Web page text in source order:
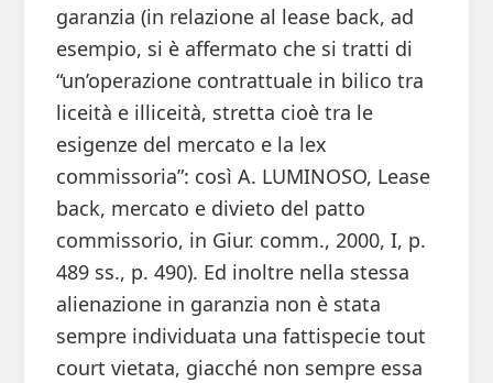
garanzia (in relazione al lease back, ad
esempio, si è affermato che si tratti di
“un’operazione contrattuale in bilico tra
liceità e illiceità, stretta cioè tra le
esigenze del mercato e la lex
commissoria”: così A. LUMINOSO, Lease
back, mercato e divieto del patto
commissorio, in Giur. comm., 2000, I, p.
489 ss., p. 490). Ed inoltre nella stessa
alienazione in garanzia non è stata
sempre individuata una fattispecie tout
court vietata, giacché non sempre essa